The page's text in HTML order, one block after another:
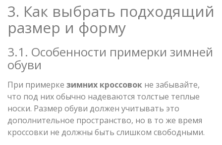
3. Как выбрать подходящий
размер и форму
3.1. Особенности примерки зимней
обуви
При примерке зимних кроссовок не забывайте,
что под них обычно надеваются толстые теплые
носки. Размер обуви должен учитывать это
дополнительное пространство, но в то же время
кроссовки не должны быть слишком свободными.